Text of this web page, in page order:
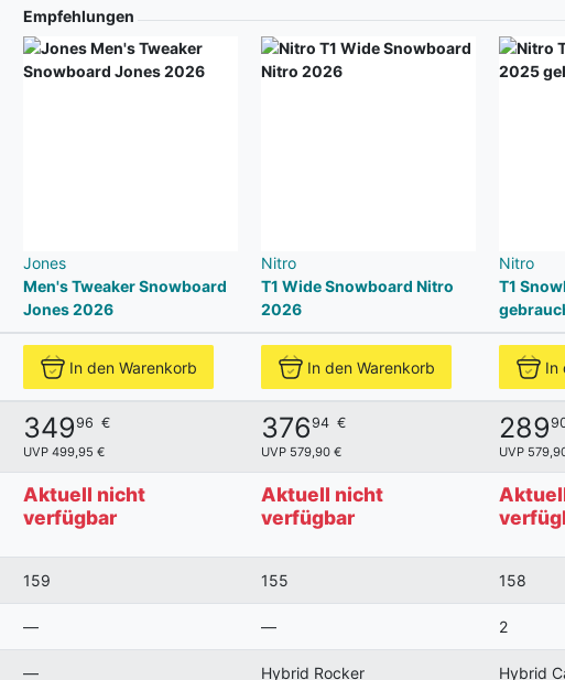
Empfehlungen
Jones
Men's Tweaker Snowboard
Jones 2026
Nitro
T1 Wide Snowboard Nitro
2026
Nitro
T1
In den Warenkorb In den Warenkorb In
34996 €
UVP 499,95 €
37694 €
UVP 579,90 €
289
UVP
Aktuell nicht
verfügbar
Aktuell nicht
verfügbar
159 155 158
— — 2
— Hybrid Rocker Hybrid